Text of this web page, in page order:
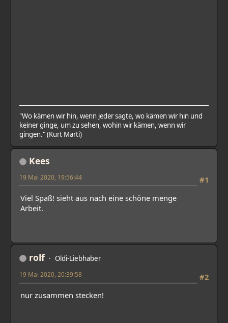
"Wo kämen wir hin, wenn jeder sagte, wo kämen wir hin und
keiner ginge, um zu sehen, wohin wir kämen, wenn wir
gingen." (Kurt Marti)
Kees
#1
19 Mai 2020, 19:56:44
Viel Spaß! sieht aus nach eine schöne menge
Arbeit.
rolf Oldi-Liebhaber
#2
19 Mai 2020, 20:39:58
nur zusammen stecken!